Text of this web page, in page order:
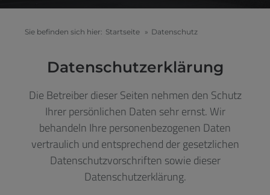
Sie befinden sich hier: Startseite » Datenschutz
Datenschutzerklärung
Die Betreiber dieser Seiten nehmen den Schutz
Ihrer persönlichen Daten sehr ernst. Wir
behandeln Ihre personenbezogenen Daten
vertraulich und entsprechend der gesetzlichen
Datenschutzvorschriften sowie dieser
Datenschutzerklärung.